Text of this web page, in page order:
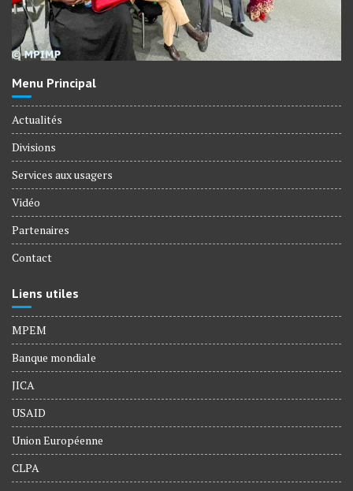
Menu Principal
Actualités
Divisions
Services aux usagers
Vidéo
Partenaires
Contact
Liens utiles
MPEM
Banque mondiale
JICA
USAID
Union Européenne
CLPA